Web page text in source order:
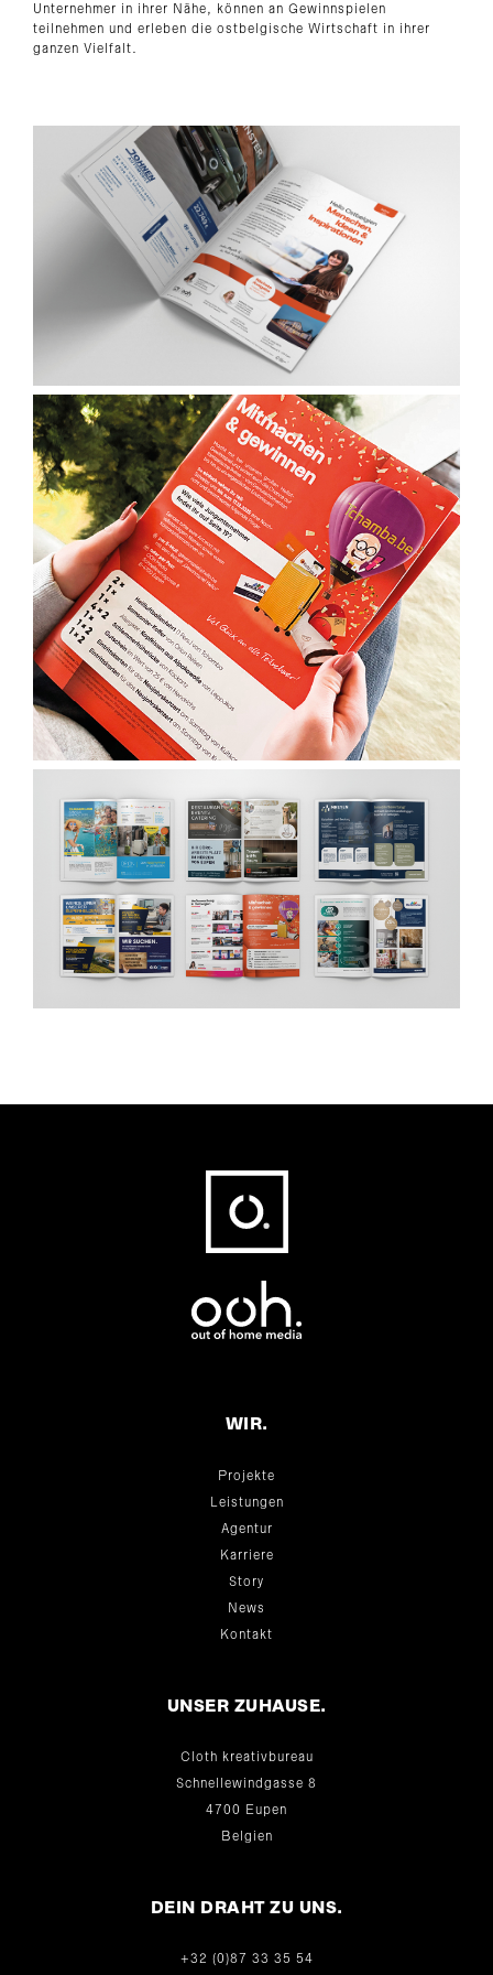
Unternehmer in ihrer Nähe, können an Gewinnspielen
teilnehmen und erleben die ostbelgische Wirtschaft in ihrer
ganzen Vielfalt.
WIR.
Projekte
Leistungen
Agentur
Karriere
Story
News
Kontakt
UNSER ZUHAUSE.
Cloth kreativbureau
Schnellewindgasse 8
4700 Eupen
Belgien
DEIN DRAHT ZU UNS.
+32 (0)87 33 35 54